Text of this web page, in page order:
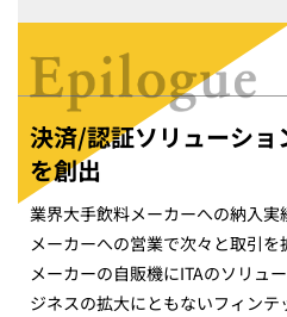
決済/認証ソリューショ
を創出
業界大手飲料メーカーへの納入
メーカーへの営業で次々と取引
メーカーの自販機にITAのソリュ
ジネスの拡大にともないフィン